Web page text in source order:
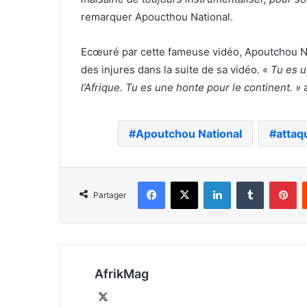
remarquer Apoucthou National.
Ecœuré par cette fameuse vidéo, Apoutchou
des injures dans la suite de sa vidéo. « Tu es
l’Afrique. Tu es une honte pour le continent. »
Apoutchou National
Partager
Facebook
X LinkedinTumblr
AfrikMag